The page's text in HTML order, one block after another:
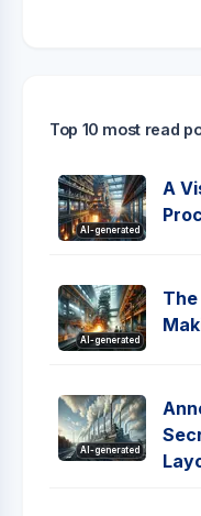
Top 10 most read
AI-generated
A
AI-generated
The
AI-generated